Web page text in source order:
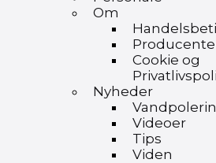
Om
Cookie og
Nyheder
Videoer
Tips
Viden